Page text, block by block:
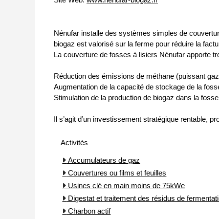
Nénufar installe des systèmes simples de
biogaz est valorisé sur la ferme pour réduire la
La couverture de fosses à lisiers Nénufar apporte
Réduction des émissions de méthane (puissant
Augmentation de la capacité de stockage de la
Stimulation de la production de biogaz dans la
Il s’agit d’un investissement stratégique rentable,
Activités
Accumulateurs de gaz
Couvertures ou films et feuilles
Usines clé en main moins de 75kWe
Digestat et traitement des résidus de
Charbon actif